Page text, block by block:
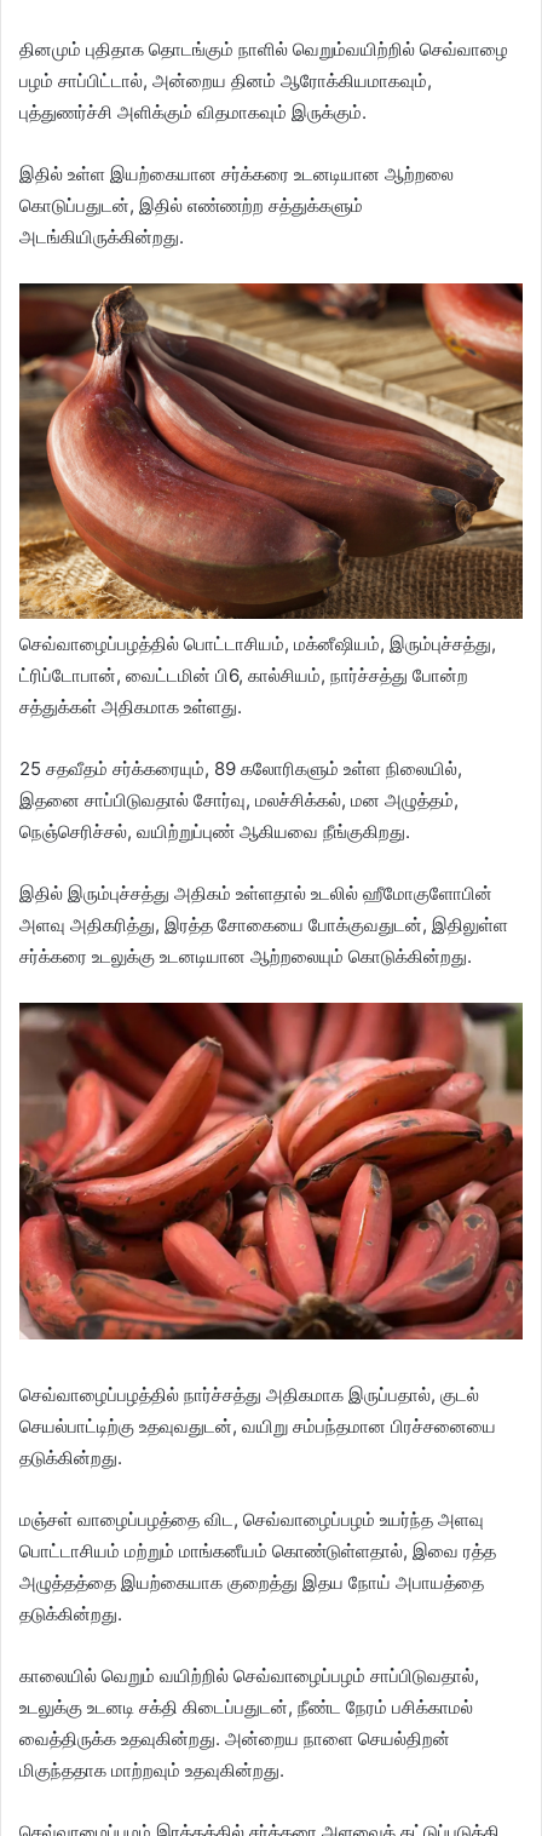
தினமும் புதிதாக தொடங்கும் நாளில் வெறும்வயிற்றில் செவ்வாழை
பழம் சாப்பிட்டால், அன்றைய தினம் ஆரோக்கியமாகவும்,
புத்துணர்ச்சி அளிக்கும் விதமாகவும் இருக்கும்.
இதில் உள்ள இயற்கையான சர்க்கரை உடனடியான ஆற்றலை
கொடுப்பதுடன், இதில் எண்ணற்ற சத்துக்களும்
அடங்கியிருக்கின்றது.
செவ்வாழைப்பழத்தில் பொட்டாசியம், மக்னீஷியம், இரும்புச்சத்து,
ட்ரிப்டோபான், வைட்டமின் பி6, கால்சியம், நார்ச்சத்து போன்ற
சத்துக்கள் அதிகமாக உள்ளது.
25 சதவீதம் சர்க்கரையும், 89 கலோரிகளும் உள்ள நிலையில்,
இதனை சாப்பிடுவதால் சோர்வு, மலச்சிக்கல், மன அழுத்தம்,
நெஞ்செரிச்சல், வயிற்றுப்புண் ஆகியவை நீங்குகிறது.
இதில் இரும்புச்சத்து அதிகம் உள்ளதால் உடலில் ஹீமோகுளோபின்
அளவு அதிகரித்து, இரத்த சோகையை போக்குவதுடன், இதிலுள்ள
சர்க்கரை உடலுக்கு உடனடியான ஆற்றலையும் கொடுக்கின்றது.
செவ்வாழைப்பழத்தில் நார்ச்சத்து அதிகமாக இருப்பதால், குடல்
செயல்பாட்டிற்கு உதவுவதுடன், வயிறு சம்பந்தமான பிரச்சனையை
தடுக்கின்றது.
மஞ்சள் வாழைப்பழத்தை விட, செவ்வாழைப்பழம் உயர்ந்த அளவு
பொட்டாசியம் மற்றும் மாங்கனீயம் கொண்டுள்ளதால், இவை ரத்த
அழுத்தத்தை இயற்கையாக குறைத்து இதய நோய் அபாயத்தை
தடுக்கின்றது.
காலையில் வெறும் வயிற்றில் செவ்வாழைப்பழம் சாப்பிடுவதால்,
உடலுக்கு உடனடி சக்தி கிடைப்பதுடன், நீண்ட நேரம் பசிக்காமல்
வைத்திருக்க உதவுகின்றது. அன்றைய நாளை செயல்திறன்
மிகுந்ததாக மாற்றவும் உதவுகின்றது.
செவ்வாழைப்பழம் இரத்தத்தில் சர்க்கரை அளவைக் கட்டுப்படுத்தி,